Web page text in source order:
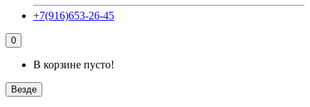
+7(916)653-26-45
0
В корзине пусто!
Везде